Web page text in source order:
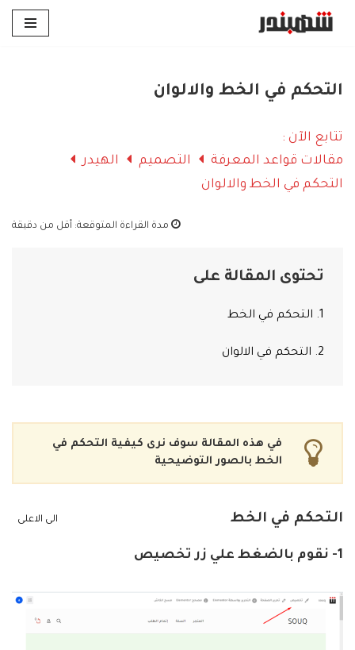
المحتوى
التحكم في الخط والالوان
تتابع الآن :
مقالات قواعد المعرفة
التصميم
الهيدر
التحكم في الخط والالوان
مدة القراءة المتوقعة: أقل من دقيقة
تحتوى المقالة على
1. التحكم في الخط
2. التحكم في الالوان
في هذه المقالة سوف نرى كيفية التحكم في
الخط بالصور التوضيحية
التحكم في الخط الى الاعلى
1- نقوم بالضغط علي زر تخصيص